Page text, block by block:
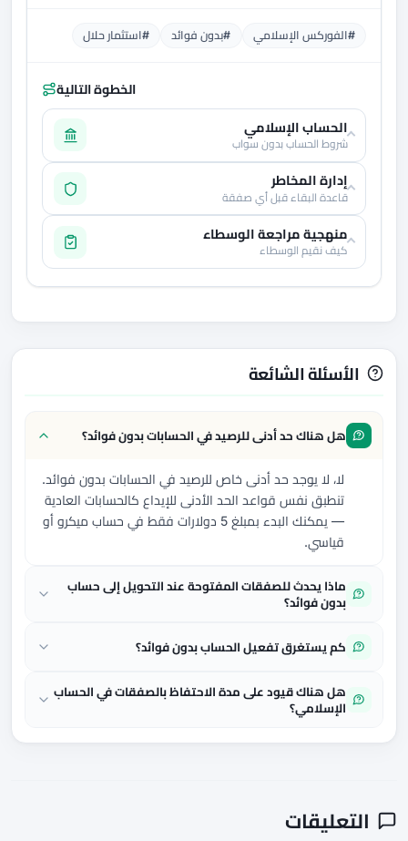
#الفوركس الإسلامي #بدون فوائد #استثمار حلال
الخطوة التالية
الحساب الإسلامي
شروط الحساب بدون سواب
إدارة المخاطر
قاعدة البقاء قبل أي صفقة
منهجية مراجعة الوسطاء
كيف نقيم الوسطاء
الأسئلة الشائعة
هل هناك حد أدنى للرصيد في الحسابات بدون فوائد؟
لا، لا يوجد حد أدنى خاص للرصيد في الحسابات بدون فوائد.
تنطبق نفس قواعد الحد الأدنى للإيداع كالحسابات العادية
— يمكنك البدء بمبلغ 5 دولارات فقط في حساب ميكرو أو
قياسي.
ماذا يحدث للصفقات المفتوحة عند التحويل إلى حساب
بدون فوائد؟
كم يستغرق تفعيل الحساب بدون فوائد؟
هل هناك قيود على مدة الاحتفاظ بالصفقات في الحساب
الإسلامي؟
التعليقات